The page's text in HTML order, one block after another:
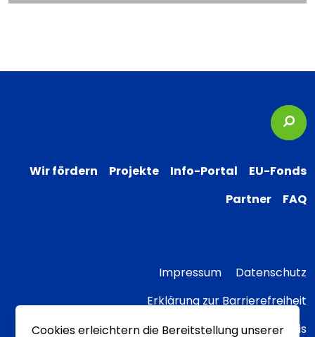
Wir fördern Projekte Info-Portal
EU-Fonds
Partner
FAQ
Impressum
Datenschutz
Erklärung zur Barrierefreiheit
Transparenzhinweis
Cookies erleichtern die Bereitstellung unserer